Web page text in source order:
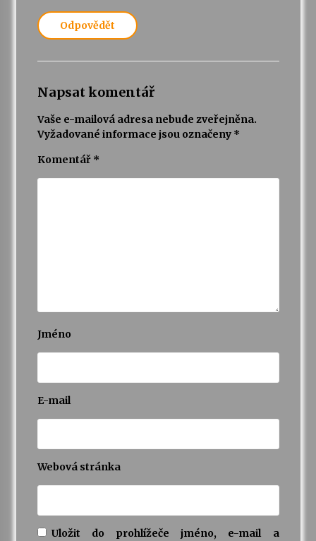
Odpovědět
Napsat komentář
Vaše e-mailová adresa nebude zveřejněna.
Vyžadované informace jsou označeny *
Komentář *
Jméno
E-mail
Webová stránka
Uložit do prohlížeče jméno, e-mail a